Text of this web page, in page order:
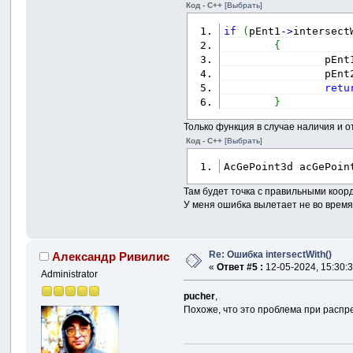
Код - C++[Выбрать]
if ( pEnt1 ->
{
}
Только функция в случае наличия и
Код - C++[Выбрать]
AcGePoint3d
Там будет точка с правильными
У меня ошибка вылетает не во
Александр Ривилис
Administrator
Re: Ошибка intersectWith()
«Ответ #5 : 12-05-2024,
pucher,
Похоже, что это проблема при